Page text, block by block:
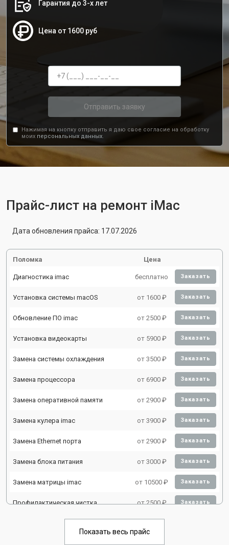
Гарантия до 3-х лет
Цена от 1600 руб
Отправить заявку
Нажимая на кнопку отправить я даю свое согласие на обработку
моих персональных данных.
Прайс-лист на ремонт iMac
Дата обновления прайса: 17.07.2026
Поломка Цена
Диагностика imac бесплатно Заказать
Установка системы macOS от 1600 ₽ Заказать
Обновление ПО imac от 2500 ₽ Заказать
Установка видеокарты от 5900 ₽ Заказать
Замена системы охлаждения от 3500 ₽ Заказать
Замена процессора от 6900 ₽ Заказать
Замена оперативной памяти от 2900 ₽ Заказать
Замена кулера imac от 3900 ₽ Заказать
Замена Ethernet порта от 2900 ₽ Заказать
Замена блока питания от 3000 ₽ Заказать
Замена матрицы imac от 10500 ₽ Заказать
Профилактическая чистка от 2500 ₽ Заказать
Показать весь прайс